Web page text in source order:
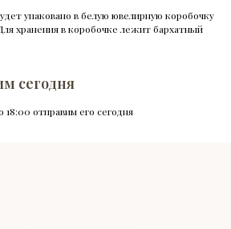
упаковано в белую ювелирную коробочку
хранения в коробочке лежит бархатный
сегодня
18:00 отправим его сегодня